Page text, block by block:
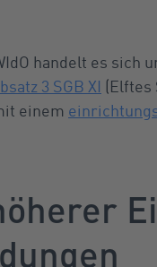
handelt es sich
3 SGB XI (Elftes
einem